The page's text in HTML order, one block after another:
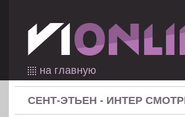
на главную
СЕНТ-ЭТЬЕН - ИНТЕР